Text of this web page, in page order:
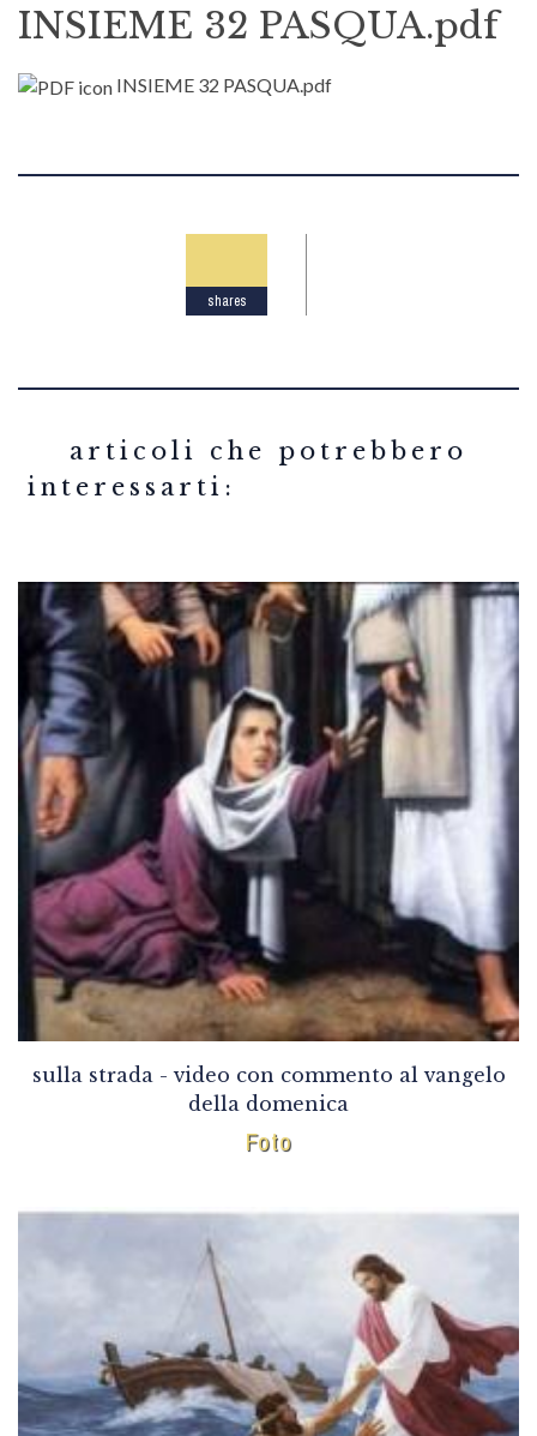
INSIEME 32 PASQUA.pdf
INSIEME 32 PASQUA.pdf
shares
sulla strada - video con commento al vangelo
della domenica
Foto